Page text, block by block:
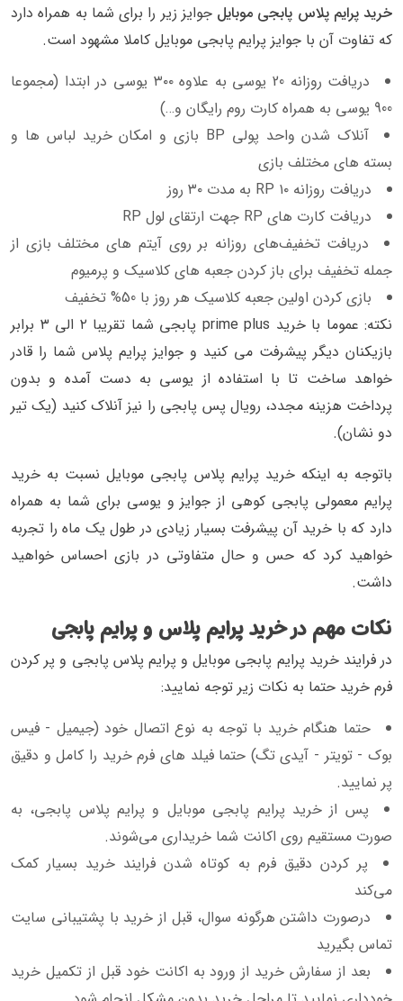
خرید پرایم پلاس پابجی موبایل جوایز زیر را برای شما به همراه دارد
که تفاوت آن با جوایز پرایم پابجی موبایل کاملا مشهود است.
دریافت روزانه 20 یوسی به علاوه ۳۰۰ یوسی در ابتدا (مجموعا
900 یوسی به همراه کارت روم رایگان و…)
آنلاک شدن واحد پولی BP بازی و امکان خرید لباس ها و
بسته های مختلف بازی
دریافت روزانه ۱۰ RP به مدت ۳۰ روز
دریافت کارت های RP جهت ارتقای لول RP
دریافت تخفیف‌های روزانه بر روی آیتم های مختلف بازی از
جمله تخفیف برای باز کردن جعبه های کلاسیک و پرمیوم
بازی کردن اولین جعبه کلاسیک هر روز با 50% تخفیف
نکته: عموما با خرید prime plus پابجی شما تقریبا ۲ الی ۳ برابر
بازیکنان دیگر پیشرفت می کنید و جوایز پرایم پلاس شما را قادر
خواهد ساخت تا با استفاده از یوسی به دست آمده و بدون
پرداخت هزینه مجدد، رویال پس پابجی را نیز آنلاک کنید (یک تیر
دو نشان).
باتوجه به اینکه خرید پرایم پلاس پابجی موبایل نسبت به خرید
پرایم معمولی پابجی کوهی از جوایز و یوسی برای شما به همراه
دارد که با خرید آن پیشرفت بسیار زیادی در طول یک ماه را تجربه
خواهید کرد که حس و حال متفاوتی در بازی احساس خواهید
داشت.
نکات مهم در خرید پرایم پلاس و پرایم پابجی
در فرایند خرید پرایم پابجی موبایل و پرایم پلاس پابجی و پر کردن
فرم خرید حتما به نکات زیر توجه نمایید:
حتما هنگام خرید با توجه به نوع اتصال خود (جیمیل - فیس
بوک - تویتر - آیدی تگ) حتما فیلد های فرم خرید را کامل و دقیق
پر نمایید.
پس از خرید پرایم پابجی موبایل و پرایم پلاس پابجی، به
صورت مستقیم روی اکانت شما خریداری می‌شوند.
پر کردن دقیق فرم به کوتاه شدن فرایند خرید بسیار کمک
می‌کند
درصورت داشتن هرگونه سوال، قبل از خرید با پشتیبانی سایت
تماس بگیرید
بعد از سفارش خرید از ورود به اکانت خود قبل از تکمیل خرید